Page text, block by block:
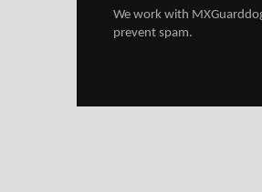
We work with
prevent spam.